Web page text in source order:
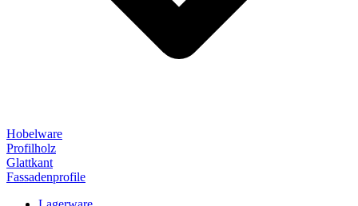
Hobelware
Profilholz
Glattkant
Fassadenprofile